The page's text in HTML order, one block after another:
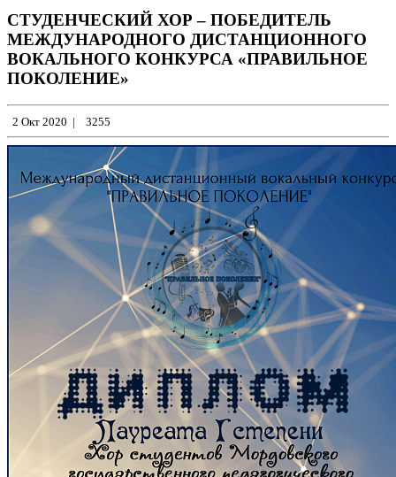
СТУДЕНЧЕСКИЙ ХОР – ПОБЕДИТЕЛЬ
МЕЖДУНАРОДНОГО ДИСТАНЦИОННОГО
ВОКАЛЬНОГО КОНКУРСА «ПРАВИЛЬНОЕ
ПОКОЛЕНИЕ»
2 Окт 2020 | 3255